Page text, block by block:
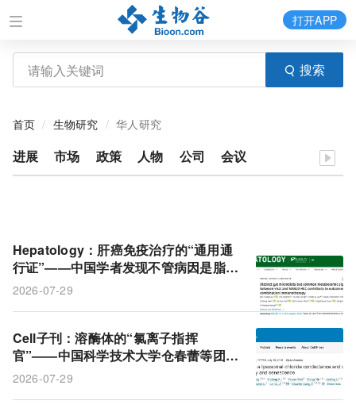
搜索
打开APP
首页 生物研究 华人研究
进展 市场 政策 人物 公司 会议
Hepatology：肝癌免疫治疗的“通用通
行证”——中国学者发现不管病因是脂肪
肝还是乙肝，乙酸盐高的人疗效更好
2026-07-29
Cell子刊：溶酶体的“氯离子指挥
官”——中国科学技术大学仓春蕾等团队
发现TTYH3用一个离子通道同时控制融
2026-07-29